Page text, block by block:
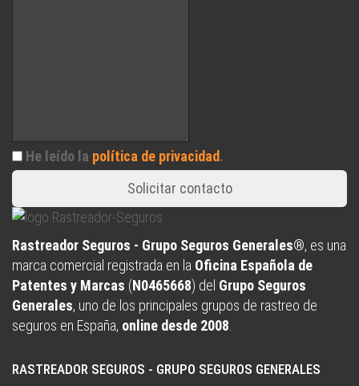
He leído la política de privacidad.
Solicitar contacto
Rastreador Seguros - Grupo Seguros Generales®, es una
marca comercial registrada en la Oficina Española de
Patentes y Marcas (N0465668) del Grupo Seguros
Generales, uno de los principales grupos de rastreo de
seguros en España, online desde 2008.
RASTREADOR SEGUROS - GRUPO SEGUROS GENERALES